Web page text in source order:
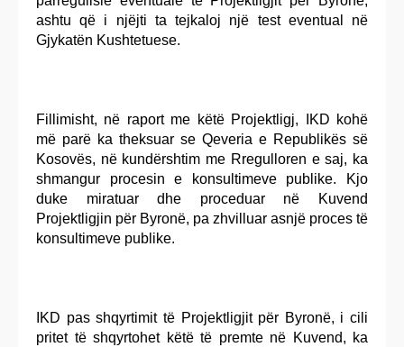
ashtu që i njëjti ta tejkaloj një test eventual në
Gjykatën Kushtetuese.
Fillimisht, në raport me këtë Projektligj, IKD kohë
më parë ka theksuar se Qeveria e Republikës së
Kosovës, në kundërshtim me Rregulloren e saj, ka
shmangur procesin e konsultimeve publike. Kjo
duke miratuar dhe proceduar në Kuvend
Projektligjin për Byronë, pa zhvilluar asnjë proces të
konsultimeve publike.
IKD pas shqyrtimit të Projektligjit për Byronë, i cili
pritet të shqyrtohet këtë të premte në Kuvend, ka